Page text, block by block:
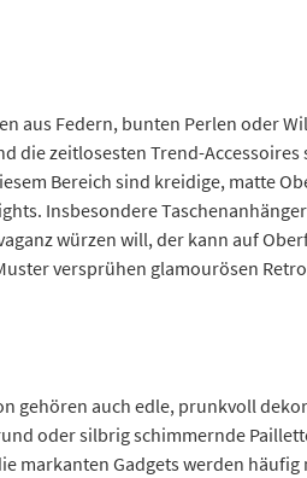
aus Federn, bunten Perlen oder
zeitlosesten Trend-Accessoires
Bereich sind kreidige, matte
Insbesondere
würzen will, der kann auf
versprühen glamourösen
gehören auch edle, prunkvoll
oder silbrig schimmernde
markanten Gadgets werden